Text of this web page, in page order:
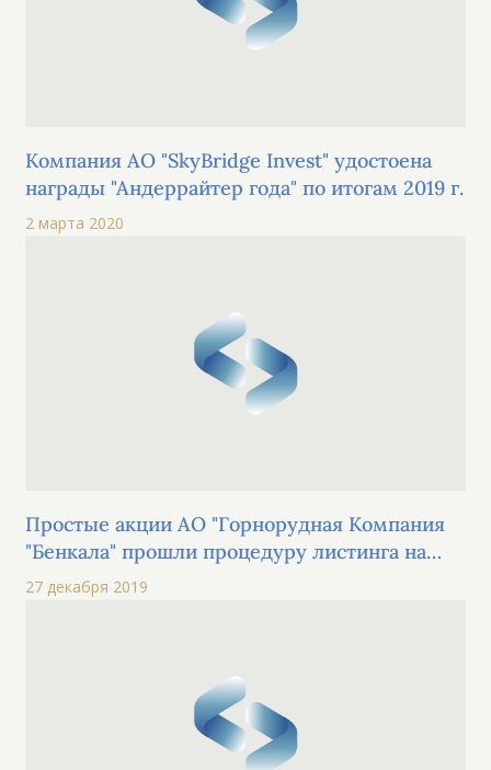
Компания АО "SkyBridge Invest" удостоена
награды "Андеррайтер года" по итогам 2019 г.
2 марта 2020
Простые акции АО "Горнорудная Компания
"Бенкала" прошли процедуру листинга на
KASE в секторе "акции" альтернативной
27 декабря 2019